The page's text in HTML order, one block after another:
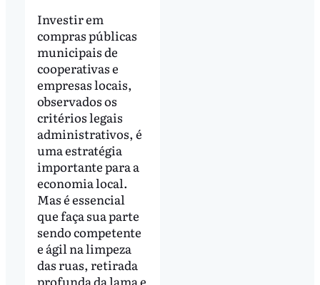
Investir em
compras públicas
municipais de
cooperativas e
empresas locais,
observados os
critérios legais
administrativos, é
uma estratégia
importante para a
economia local.
Mas é essencial
que faça sua parte
sendo competente
e ágil na limpeza
das ruas, retirada
profunda da lama e